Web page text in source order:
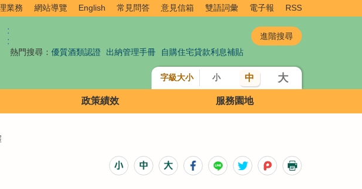
業務 網站導覽 English 常見問答 意見信箱 雙語詞彙 電子報 RSS
:
:
熱門搜尋： 優質酒類認證 出納管理手冊 自購住宅貸款利息補貼
字級大小 小 中 大
政策績效 服務園地